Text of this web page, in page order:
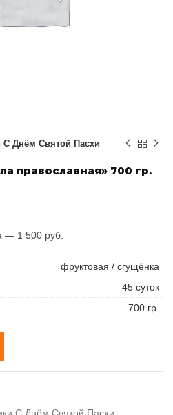
С Днём Святой Пасхи
православная» 700 гр.
— 1 500 руб.
фруктовая / сгущёнка
45 суток
700 гр.